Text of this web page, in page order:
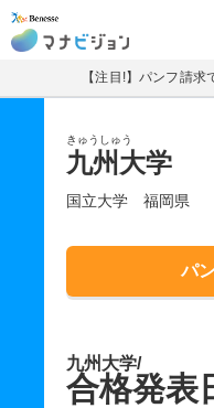
マナビジョン
【注目!】パンフ請
きゅうしゅう
九州大学
国立大学 福岡県
パ
九州大学/
合格発表